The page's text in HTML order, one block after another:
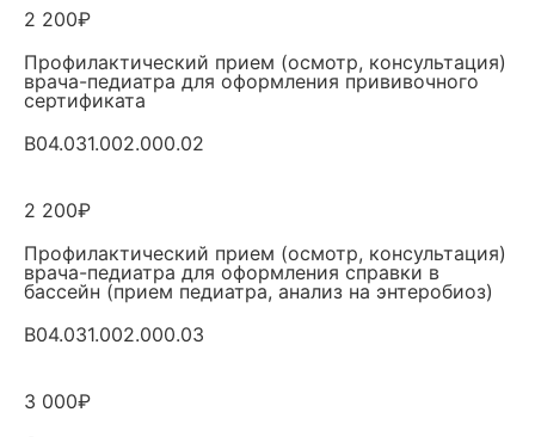
2 200₽
Профилактический прием (осмотр, консультация)
врача-педиатра для оформления прививочного
сертификата
B04.031.002.000.02
2 200₽
Профилактический прием (осмотр, консультация)
врача-педиатра для оформления справки в
бассейн (прием педиатра, анализ на энтеробиоз)
B04.031.002.000.03
3 000₽